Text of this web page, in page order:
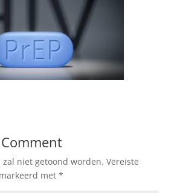
zal niet getoond worden. Vereiste
met *